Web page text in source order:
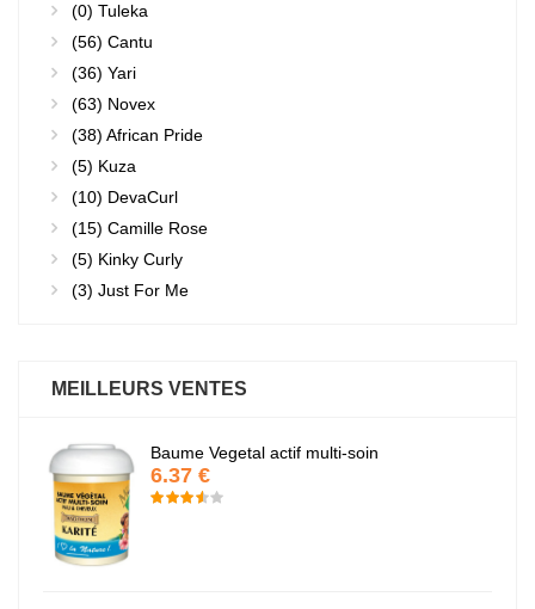
(0) Tuleka
(56) Cantu
(36) Yari
(63) Novex
(38) African Pride
(5) Kuza
(10) DevaCurl
(15) Camille Rose
(5) Kinky Curly
(3) Just For Me
MEILLEURS VENTES
Baume Vegetal actif multi-soin
6.37 €